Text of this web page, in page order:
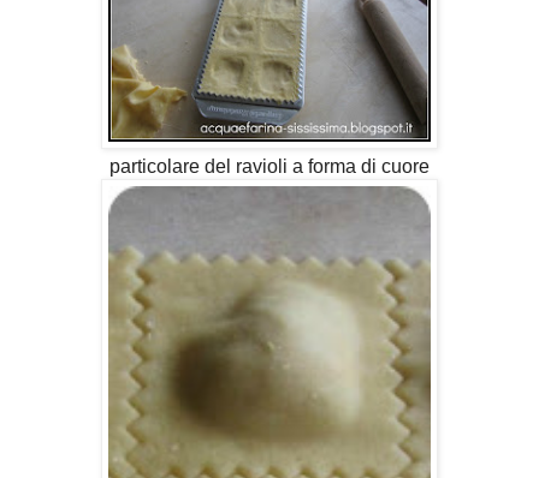
particolare del ravioli a forma di cuore